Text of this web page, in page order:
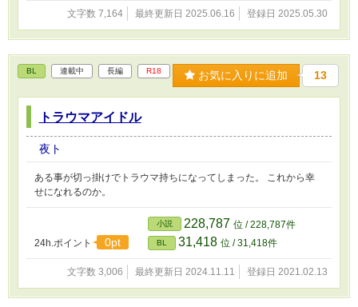
文字数 7,164 最終更新日 2025.06.16 登録日 2025.05.30
BL 連載中 長編 R18 お気に入りに追加 13
トラウマアイドル
夜ト
ある事が切っ掛けでトラウマ持ちになってしまった。 これから幸
せになれるのか。
24h.ポイント 0pt
小説 228,787 位 / 228,787件
BL 31,418 位 / 31,418件
文字数 3,006 最終更新日 2024.11.11 登録日 2021.02.13